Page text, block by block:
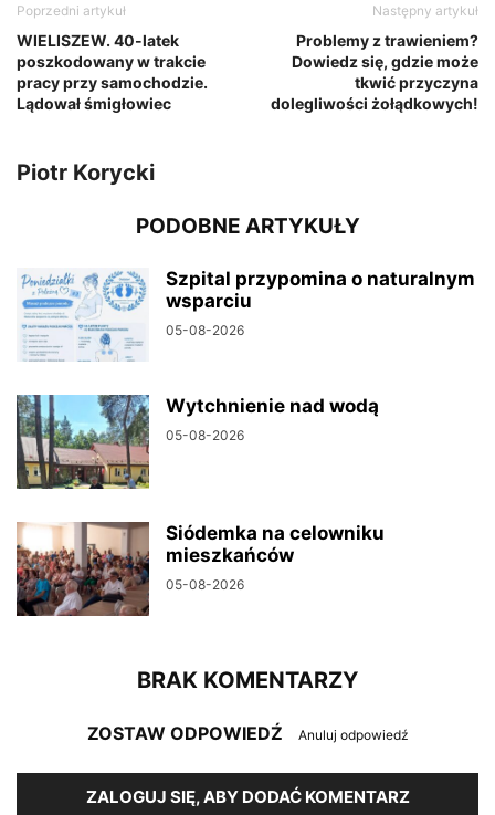
Poprzedni artykuł
WIELISZEW. 40-latek
poszkodowany w trakcie
pracy przy samochodzie.
Lądował śmigłowiec
Następny artykuł
Problemy z trawieniem?
Dowiedz się, gdzie może
tkwić przyczyna
dolegliwości żołądkowych!
Piotr Korycki
PODOBNE ARTYKUŁY
Szpital przypomina o naturalnym
wsparciu
05-08-2026
Wytchnienie nad wodą
05-08-2026
Siódemka na celowniku
mieszkańców
05-08-2026
BRAK KOMENTARZY
ZOSTAW ODPOWIEDŹ Anuluj odpowiedź
ZALOGUJ SIĘ, ABY DODAĆ KOMENTARZ